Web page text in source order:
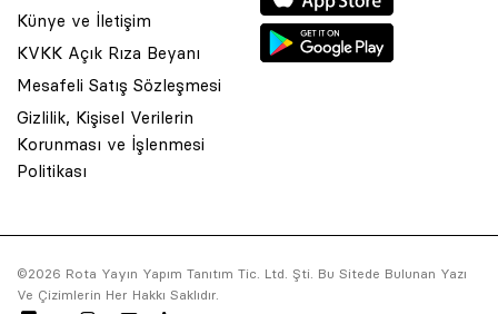
Künye ve İletişim
KVKK Açık Rıza Beyanı
Mesafeli Satış Sözleşmesi
Gizlilik, Kişisel Verilerin
Korunması ve İşlenmesi
Politikası
©2026 Rota Yayın Yapım Tanıtım Tic. Ltd. Şti. Bu Sitede Bulunan Yazı
Ve Çizimlerin Her Hakkı Saklıdır.
© 2001 Rota Yayın Yapım Tanıtım Tic. Ltd. Şti. Bu Sitede Bulunan
Asquared WordPress Agencytarafından tasarlanmış ve